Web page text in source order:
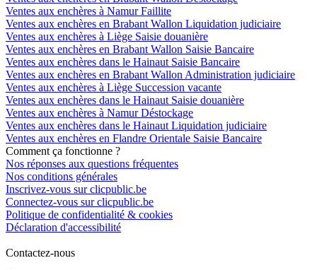
Ventes aux enchères à Namur Faillite
Ventes aux enchères en Brabant Wallon Liquidation judiciaire
Ventes aux enchères à Liège Saisie douanière
Ventes aux enchères en Brabant Wallon Saisie Bancaire
Ventes aux enchères dans le Hainaut Saisie Bancaire
Ventes aux enchères en Brabant Wallon Administration judiciaire
Ventes aux enchères à Liège Succession vacante
Ventes aux enchères dans le Hainaut Saisie douanière
Ventes aux enchères à Namur Déstockage
Ventes aux enchères dans le Hainaut Liquidation judiciaire
Ventes aux enchères en Flandre Orientale Saisie Bancaire
Comment ça fonctionne ?
Nos réponses aux questions fréquentes
Nos conditions générales
Inscrivez-vous sur clicpublic.be
Connectez-vous sur clicpublic.be
Politique de confidentialité & cookies
Déclaration d'accessibilité
Contactez-nous